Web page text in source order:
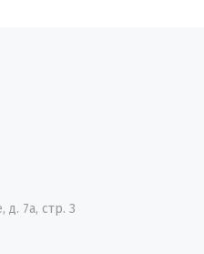
единый неразрывный
кабеля и надёжность в
кабелю высокую
устойчивость к
важно при длительной
или плиточного клея) для
д. 7а, стр. 3